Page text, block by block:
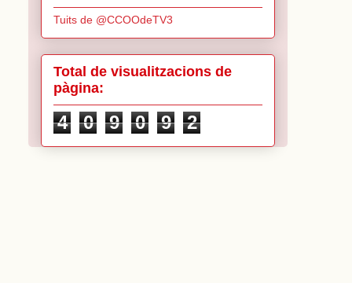
Tuits de @CCOOdeTV3
Total de visualitzacions de
pàgina:
4 0 9 0 9 2